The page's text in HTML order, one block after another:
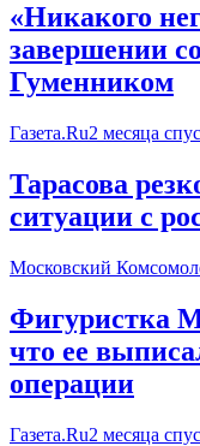
«Никакого
завершении
Гуменником
Газета.Ru2 месяца
Тарасова
ситуации с
Московский
Фигуристка
что ее
операции
Газета.Ru2 месяца